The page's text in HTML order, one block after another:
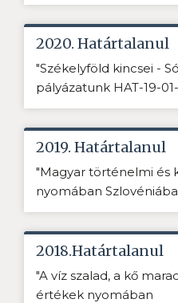
2020. Határtalanul
"Székelyföld kincsei -
pályázatunk HAT-19-
2019. Határtalanul
"Magyar történelmi és
nyomában
2018.Határtalanul
"A víz szalad, a kő
értékek nyomában